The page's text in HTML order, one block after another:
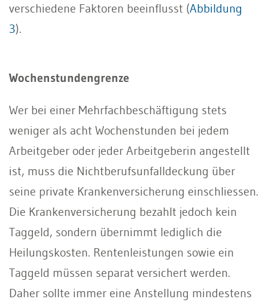
verschiedene Faktoren beeinflusst (Abbildung
3).
Wochenstundengrenze
Wer bei einer Mehrfachbeschäftigung stets
weniger als acht Wochenstunden bei jedem
Arbeitgeber oder jeder Arbeitgeberin angestellt
ist, muss die Nichtberufsunfalldeckung über
seine private Krankenversicherung einschliessen.
Die Krankenversicherung bezahlt jedoch kein
Taggeld, sondern übernimmt lediglich die
Heilungskosten. Rentenleistungen sowie ein
Taggeld müssen separat versichert werden.
Daher sollte immer eine Anstellung mindestens